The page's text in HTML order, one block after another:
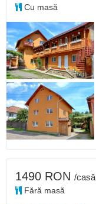
Cu masă
1490 RON /casă
Fără masă